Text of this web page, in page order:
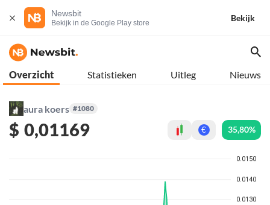
Newsbit
Bekijk in de Google Play store
Bekijk
Overzicht Statistieken Uitleg Nieuws
aura koers #1080
$ 0,01169 € 35,80%